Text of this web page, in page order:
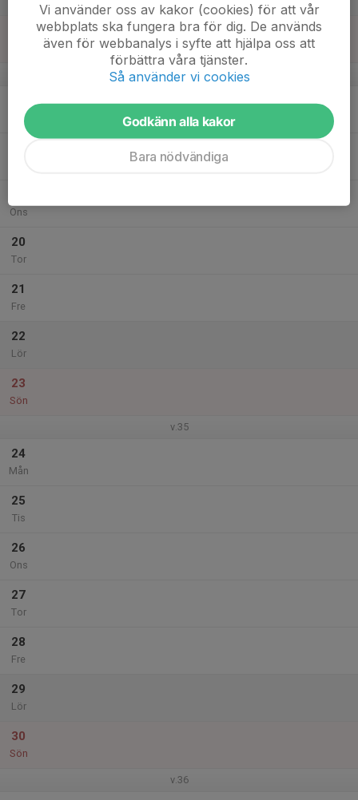
v.34
Mån
Ons
20
Tor
21
Fre
22
Lör
23
Sön
v.35
24
Mån
25
Tis
26
Ons
27
Tor
28
Fre
29
Lör
30
Sön
v.36
Vi använder oss av kakor (cookies) för att vår
webbplats ska fungera bra för dig. De används
även för webbanalys i syfte att hjälpa oss att
förbättra våra tjänster.
Så använder vi cookies
Godkänn alla kakor
Bara nödvändiga